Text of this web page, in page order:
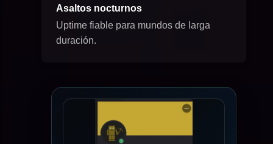
Asaltos nocturnos
Uptime fiable para mundos de larga
duración.